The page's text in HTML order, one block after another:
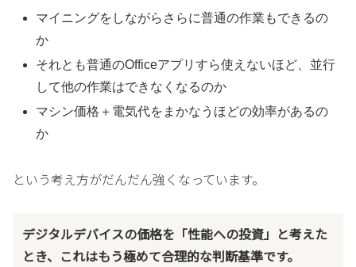
マイニングをしながらさらに普通の作業もできるの
か
それとも普通のOfficeアプリすら使えないほど、並行
して他の作業はできなくなるのか
マシン価格＋電気代をまかなうほどの効率があるの
か
という考え方がだんだん強くなっています。
デジタルデバイスの価格を「性能への投資」と考えた
とき、これはもう極めて合理的な判断基準です。